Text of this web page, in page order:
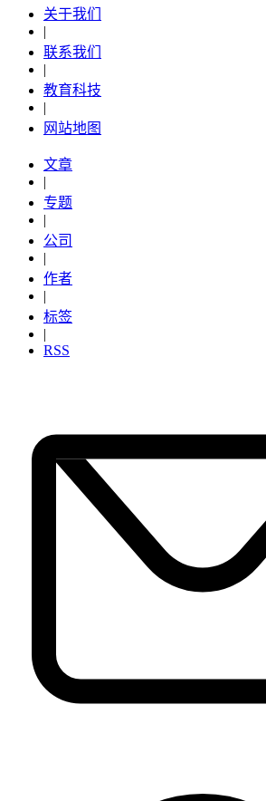
关于我们
|
联系我们
|
教育科技
|
网站地图
文章
|
专题
|
公司
|
作者
|
标签
|
RSS